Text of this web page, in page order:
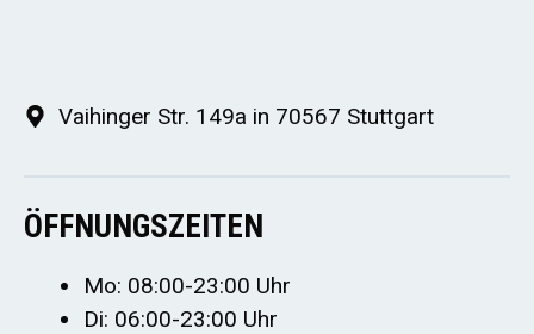
Vaihinger Str. 149a in 70567 Stuttgart
ÖFFNUNGSZEITEN
Mo: 08:00-23:00 Uhr
Di: 06:00-23:00 Uhr